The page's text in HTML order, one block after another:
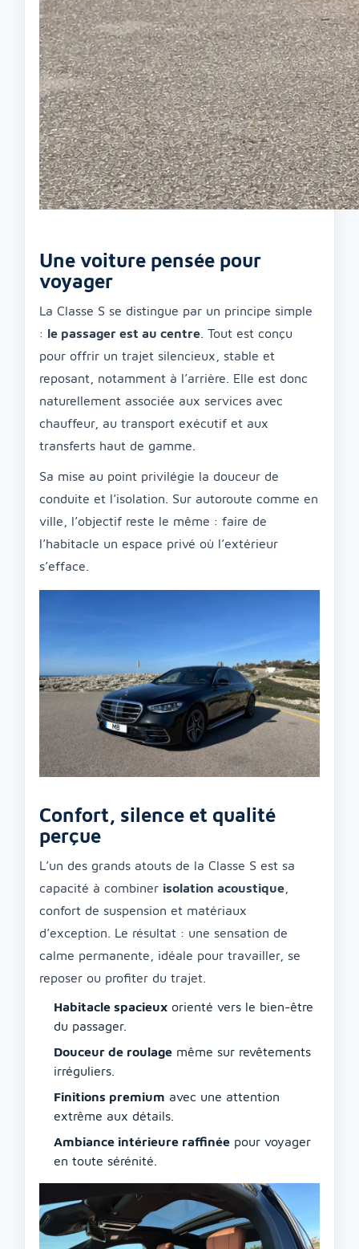
Une voiture pensée pour
voyager
La Classe S se distingue par un principe simple
: le passager est au centre . Tout est conçu
pour offrir un trajet silencieux, stable et
reposant, notamment à l’arrière. Elle est donc
naturellement associée aux services avec
chauffeur, au transport exécutif et aux
transferts haut de gamme.
Sa mise au point privilégie la douceur de
conduite et l’isolation. Sur autoroute comme en
ville, l’objectif reste le même : faire de
l’habitacle un espace privé où l’extérieur
s’efface.
Confort, silence et qualité
perçue
L’un des grands atouts de la Classe S est sa
capacité à combiner isolation acoustique
confort de suspension et matériaux
d’exception. Le résultat : une sensation de
calme permanente, idéale pour travailler, se
reposer ou profiter du trajet.
Habitacle spacieux orienté vers le bien-être
du passager.
Douceur de roulage même sur revêtements
irréguliers.
Finitions premium avec une attention
extrême aux détails.
Ambiance intérieure raffinée pour voyager
en toute sérénité.